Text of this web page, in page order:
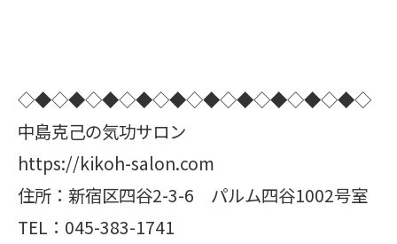
◇◆◇◆◇◆◇◆◇◆◇◆◇◆◇◆◇◆◇◆◇
中島克己の気功サロン
https://kikoh-salon.com
住所：新宿区四谷2-3-6 パルム四谷1002号室
TEL：045-383-1741